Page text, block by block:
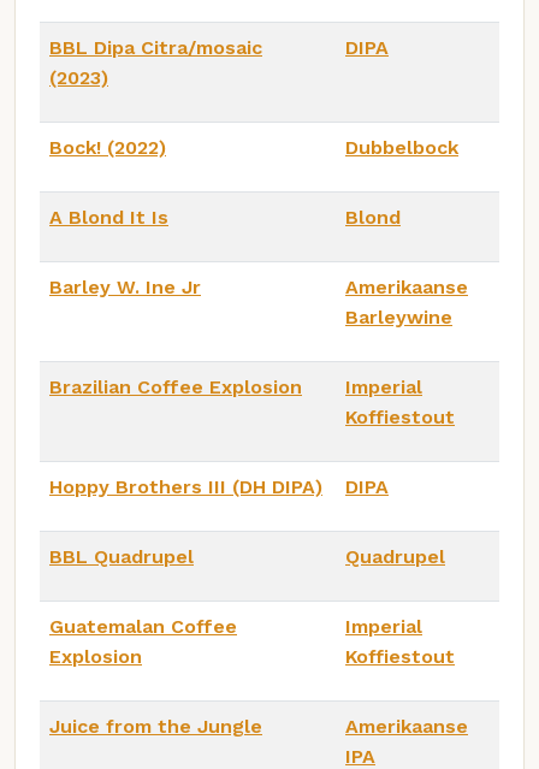
BBL Dipa Citra/mosaic
(2023)
DIPA
Bock! (2022) Dubbelbock
A Blond It Is Blond
Barley W. Ine Jr
Amerikaanse
Barleywine
Brazilian Coffee Explosion
Imperial
Koffiestout
Hoppy Brothers III (DH DIPA) DIPA
BBL Quadrupel Quadrupel
Guatemalan Coffee
Explosion
Imperial
Koffiestout
Juice from the Jungle
Amerikaanse
IPA